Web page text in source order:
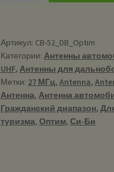
Optim
-
антенна
автомобильная
27/144
МГц
Артикул: CB-52_DB_Optim
Категории: Антенны
UHF, Антенны для
Метки: 27 МГц, Antenna,
Антенна, Антенна
Гражданский диапазон,
туризма, Оптим, Си-Би